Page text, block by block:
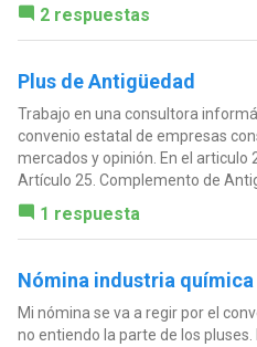
2 respuestas
Plus de Antigüedad
Trabajo en una consultora
convenio estatal de empresas
mercados y opinión. En el articulo
Artículo 25. Complemento de
1 respuesta
Nómina industria química
Mi nómina se va a regir por el
no entiendo la parte de los